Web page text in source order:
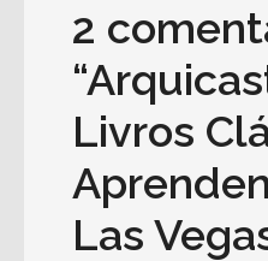
2
Livros
Las